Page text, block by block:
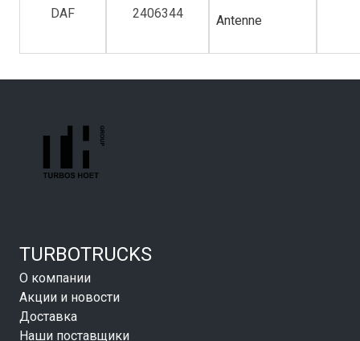
DAF 2406344 Antenne
TURBOTRUCKS
О компании
Акции и новости
Доставка
Наши поставщики